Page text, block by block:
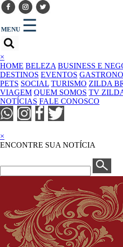
MENU ☰
×
HOME BELEZA BUSINESS E
DESTINOS EVENTOS
PETS SOCIAL TURISMO ZILDA
VIAGEM QUEM SOMOS TV
NOTÍCIAS FALE CONOSCO
×
ENCONTRE SUA NOTÍCIA